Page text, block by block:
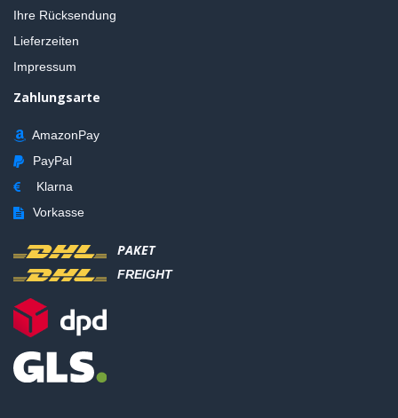
Ihre Rücksendung
Lieferzeiten
Impressum
Zahlungsarte
AmazonPay
PayPal
Klarna
Vorkasse
PAKET
FREIGHT